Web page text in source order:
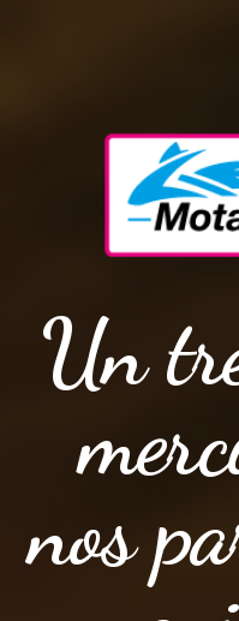
Un
nos